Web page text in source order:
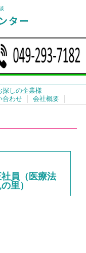
探しの企業様
合わせ 会社概要
員（医療法
里）